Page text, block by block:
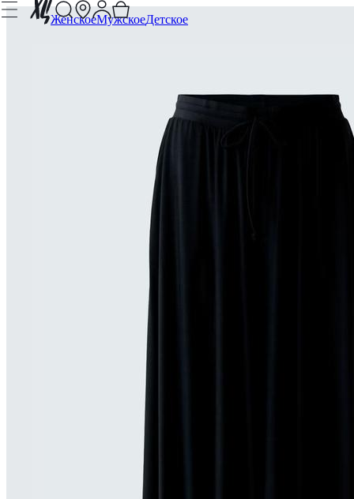
ЖенскоеМужскоеДетское